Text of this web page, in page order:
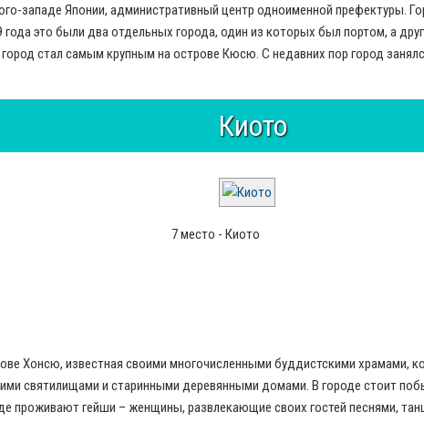
западе Японии, административный центр одноименной префектуры.
это были два отдельных города, один из которых был портом, а
стал самым крупным на острове Кюсю. С недавних пор город
Киото
7 место - Киото
Хонсю, известная своими многочисленными буддистскими храмами,
святилищами и старинными деревянными домами. В городе стоит
проживают гейши – женщины, развлекающие своих гостей песнями,